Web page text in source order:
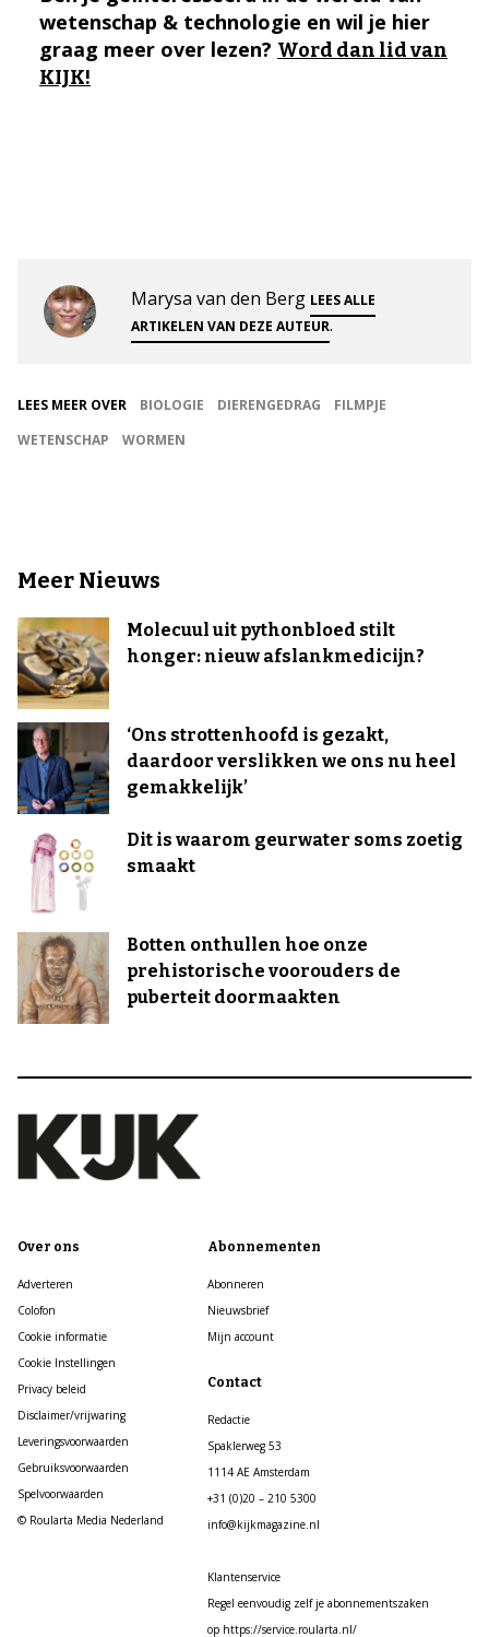
wetenschap & technologie en wil je hier
graag meer over lezen? Word dan lid van
KIJK!
Marysa van den Berg LEES ALLE
ARTIKELEN VAN DEZE AUTEUR.
LEES MEER OVER BIOLOGIE DIERENGEDRAG
FILMPJE
WETENSCHAP
WORMEN
Meer Nieuws
Molecuul uit pythonbloed stilt
honger: nieuw afslankmedicijn?
‘Ons strottenhoofd is gezakt,
daardoor verslikken we ons nu heel
gemakkelijk’
Dit is waarom geurwater soms zoetig
smaakt
Botten onthullen hoe onze
prehistorische voorouders de
puberteit doormaakten
Over ons
Adverteren
Colofon
Cookie informatie
Cookie Instellingen
Privacy beleid
Disclaimer/vrijwaring
Leveringsvoorwaarden
Gebruiksvoorwaarden
Spelvoorwaarden
© Roularta Media Nederland
Abonnementen
Abonneren
Nieuwsbrief
Mijn account
Contact
Redactie
Spaklerweg 53
1114 AE Amsterdam
+31 (0)20 – 210 5300
info@kijkmagazine.nl
Klantenservice
Regel eenvoudig zelf je abonnementszaken
op https://service.roularta.nl/